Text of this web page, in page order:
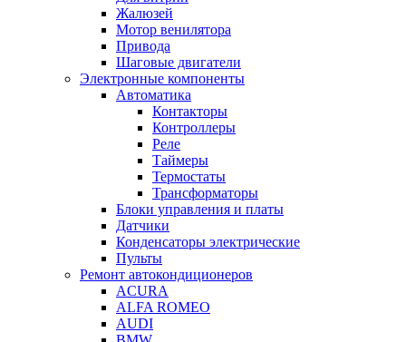
Жалюзей
Мотор венилятора
Привода
Шаговые двигатели
Электронные компоненты
Автоматика
Контакторы
Контроллеры
Реле
Таймеры
Термостаты
Трансформаторы
Блоки управления и платы
Датчики
Конденсаторы электрические
Пульты
Ремонт автокондиционеров
ACURA
ALFA ROMEO
AUDI